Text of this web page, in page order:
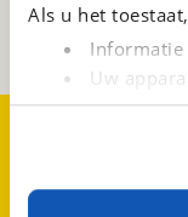
Als u het
Informatie
Uw
Lees meer over
Met cookies en
Een
BOVAG